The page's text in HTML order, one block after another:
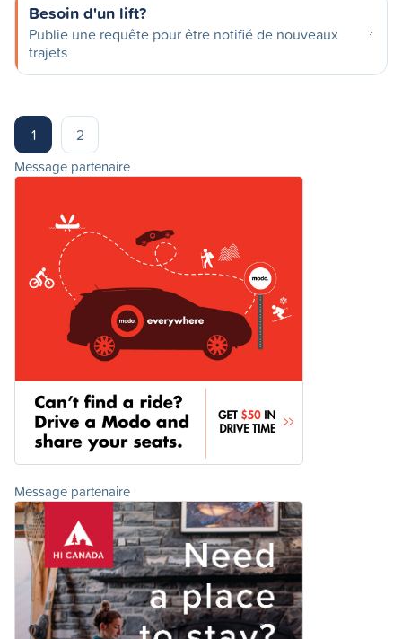
Besoin d'un lift?
Publie une requête pour être notifié de nouveaux
trajets
1 2
Message partenaire
Message partenaire